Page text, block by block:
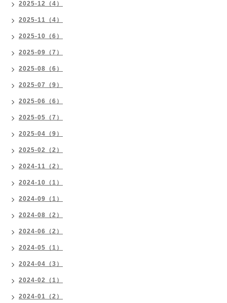
2025-12（4）
2025-11（4）
2025-10（6）
2025-09（7）
2025-08（6）
2025-07（9）
2025-06（6）
2025-05（7）
2025-04（9）
2025-02（2）
2024-11（2）
2024-10（1）
2024-09（1）
2024-08（2）
2024-06（2）
2024-05（1）
2024-04（3）
2024-02（1）
2024-01（2）